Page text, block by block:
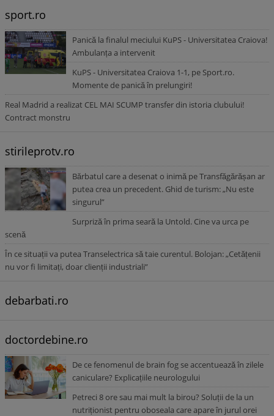
sport.ro
Panică la finalul meciului KuPS - Universitatea Craiova!
Ambulanța a intervenit
KuPS - Universitatea Craiova 1-1, pe Sport.ro.
Momente de panică în prelungiri!
Real Madrid a realizat CEL MAI SCUMP transfer din istoria clubului!
Contract monstru
stirileprotv.ro
Bărbatul care a desenat o inimă pe Transfăgărășan ar
putea crea un precedent. Ghid de turism: „Nu este
singurul”
Surpriză în prima seară la Untold. Cine va urca pe
scenă
În ce situații va putea Transelectrica să taie curentul. Bolojan: „Cetățenii
nu vor fi limitați, doar clienții industriali”
debarbati.ro
doctordebine.ro
De ce fenomenul de brain fog se accentuează în zilele
caniculare? Explicațiile neurologului
Petreci 8 ore sau mai mult la birou? Soluții de la un
nutriționist pentru oboseala care apare în jurul orei